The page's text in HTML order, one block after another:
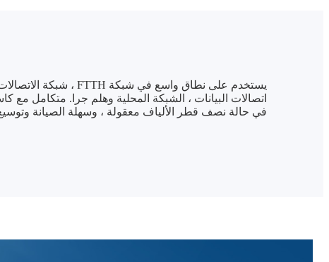
اتصالات البيانات ، الشبكة المحلية وهلم جرا. متكامل مع
في حالة نصف قطر الألياف معقولة ، وسهلة الصيانة